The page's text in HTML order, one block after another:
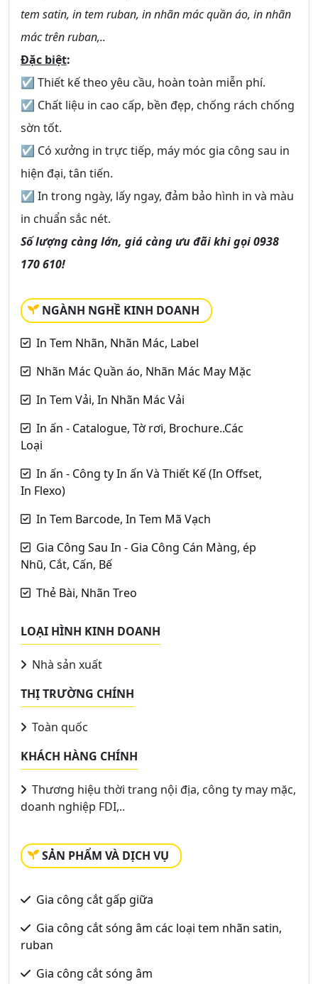
tem satin, in tem ruban, in nhãn mác quần áo, in nhãn
mác trên ruban,..
Đặc biệt:
☑ Thiết kế theo yêu cầu, hoàn toàn miễn phí.
☑ Chất liệu in cao cấp, bền đẹp, chống rách chống
sờn tốt.
☑ Có xưởng in trực tiếp, máy móc gia công sau in
hiện đại, tân tiến.
☑ In trong ngày, lấy ngay, đảm bảo hình in và màu
in chuẩn sắc nét.
Số lượng càng lớn, giá càng ưu đãi khi gọi 0938
170 610!
NGÀNH NGHỀ KINH DOANH
In Tem Nhãn, Nhãn Mác, Label
Nhãn Mác Quần áo, Nhãn Mác May Mặc
In Tem Vải, In Nhãn Mác Vải
In ấn - Catalogue, Tờ rơi, Brochure..Các
Loại
In ấn - Công ty In ấn Và Thiết Kế (In Offset,
In Flexo)
In Tem Barcode, In Tem Mã Vạch
Gia Công Sau In - Gia Công Cán Màng, ép
Nhũ, Cắt, Cấn, Bế
Thẻ Bài, Nhãn Treo
LOẠI HÌNH KINH DOANH
Nhà sản xuất
THỊ TRƯỜNG CHÍNH
Toàn quốc
KHÁCH HÀNG CHÍNH
Thương hiệu thời trang nội địa, công ty may mặc,
doanh nghiệp FDI,..
SẢN PHẨM VÀ DỊCH VỤ
Gia công cắt gấp giữa
Gia công cắt sóng âm các loại tem nhãn satin,
ruban
Gia công cắt sóng âm